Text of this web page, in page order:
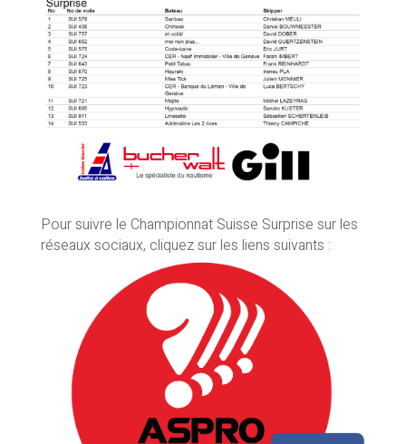
Pour suivre le Championnat Suisse Surprise sur les
réseaux sociaux, cliquez sur les liens suivants :